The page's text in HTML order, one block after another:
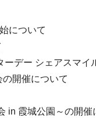
について
デー シェアスマイ
開催について
in 霞城公園～の開催